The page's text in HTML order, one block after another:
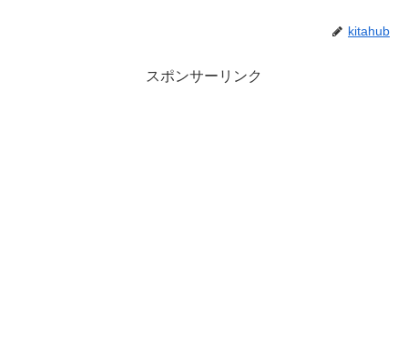
kitahub
スポンサーリンク